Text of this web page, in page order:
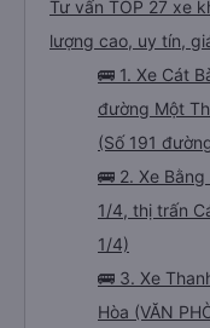
Tư vấn TOP 27 xe
lượng cao, uy tín,
🚌 1. Xe Cát
đường Một
(Số 191
🚌 2. Xe
1/4, thị trấn
1/4)
🚌 3. Xe
Hòa (VĂN